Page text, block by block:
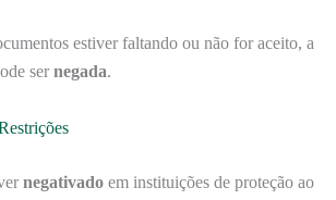
estiver faltando ou não for aceito, a
ser negada.
negativado em instituições de proteção ao